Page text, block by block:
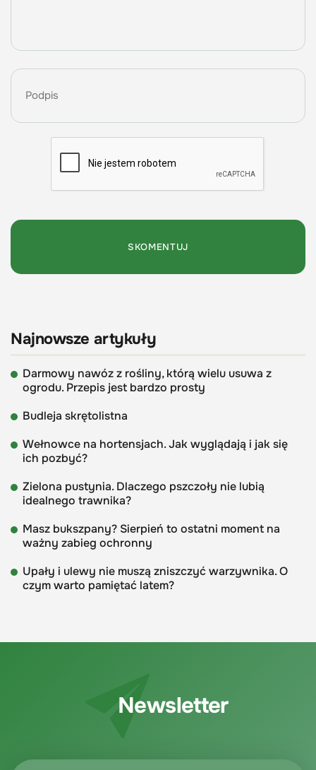
Najnowsze artykuły
Darmowy nawóz z rośliny, którą wielu usuwa z
ogrodu. Przepis jest bardzo prosty
Budleja skrętolistna
Wełnowce na hortensjach. Jak wyglądają i jak się
ich pozbyć?
Zielona pustynia. Dlaczego pszczoły nie lubią
idealnego trawnika?
Masz bukszpany? Sierpień to ostatni moment na
ważny zabieg ochronny
Upały i ulewy nie muszą zniszczyć warzywnika. O
czym warto pamiętać latem?
Newsletter